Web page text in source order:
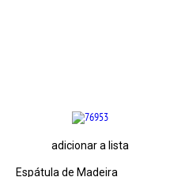
adicionar a lista
Espátula de Madeira